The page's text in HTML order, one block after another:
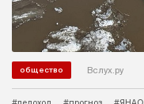
общество Вслух.ру